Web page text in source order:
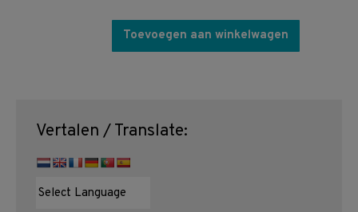
Toevoegen aan winkelwagen
Vertalen / Translate: